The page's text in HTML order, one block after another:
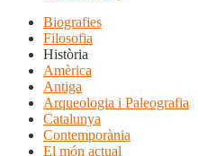
Biografies
Filosofia
Història
Amèrica
Antiga
Arqueologia i Paleografia
Catalunya
Contemporània
El món actual